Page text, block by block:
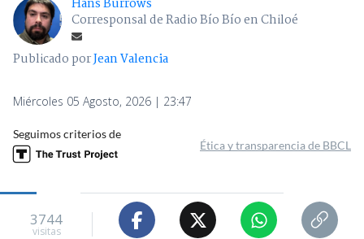
Hans Burrows
Corresponsal de Radio Bío Bío en Chiloé
Publicado porJean Valencia
Miércoles 05 Agosto, 2026 | 23:47
Seguimos criterios de
Ética y transparencia de BBCL
3744
visitas